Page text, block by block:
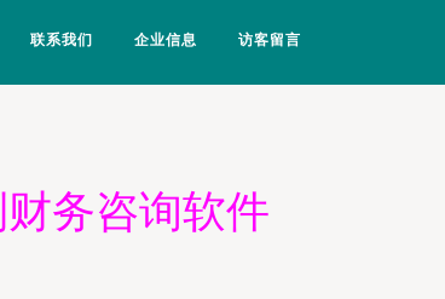
联系我们 企业信息 访客留言
务咨询软件